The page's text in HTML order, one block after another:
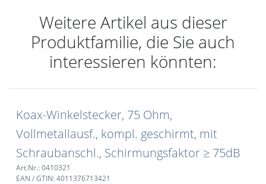
Weitere Artikel aus dieser
Produktfamilie, die Sie auch
interessieren könnten:
Koax-Winkelstecker, 75 Ohm,
Vollmetallausf., kompl. geschirmt, mit
Schraubanschl., Schirmungsfaktor ≥ 75dB
Art.Nr.: 0410321
EAN / GTIN: 4011376713421